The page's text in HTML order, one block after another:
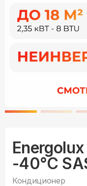
-40°С
Кондиционер